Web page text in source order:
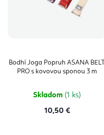
Bodhi Joga Popruh ASANA BELT
PRO s kovovou sponou 3 m
Skladom (1 ks)
10,50 €